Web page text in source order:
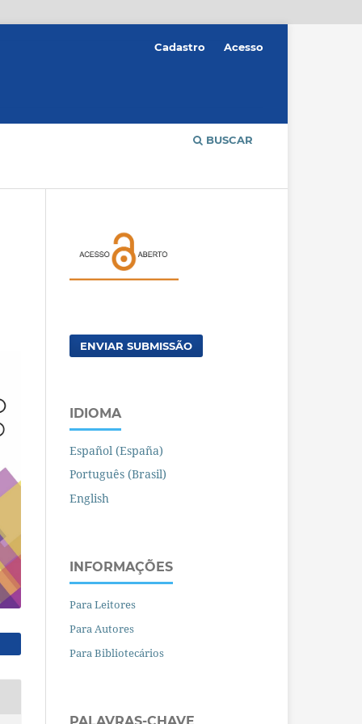
BUSCAR
Cadastro Acesso
ENVIAR SUBMISSÃO
IDIOMA
Español (España)
Português (Brasil)
English
INFORMAÇÕES
Para Leitores
Para Autores
Para Bibliotecários